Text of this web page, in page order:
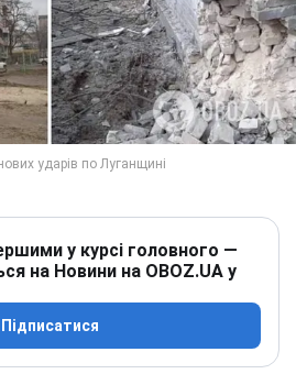
у курсі головного —
на Новини на OBOZ.UA у
Підписатися